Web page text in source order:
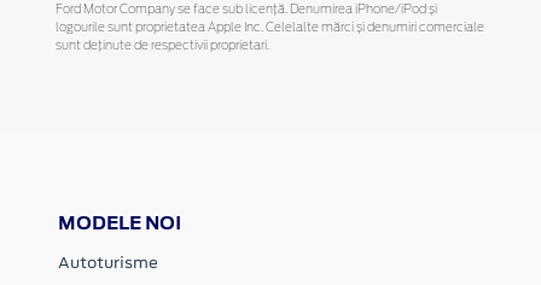
Ford Motor Company se face sub licență. Denumirea iPhone/iPod și
logourile sunt proprietatea Apple Inc. Celelalte mărci și denumiri comerciale
sunt deținute de respectivii proprietari.
MODELE NOI
Autoturisme